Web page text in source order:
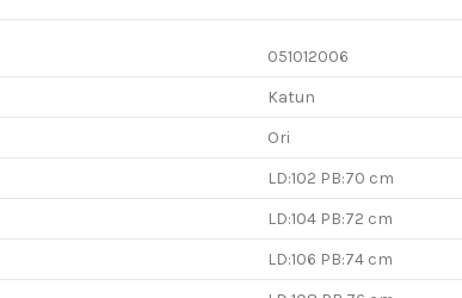
051012006
Katun
Ori
LD:102 PB:70 cm
LD:104 PB:72 cm
LD:106 PB:74 cm